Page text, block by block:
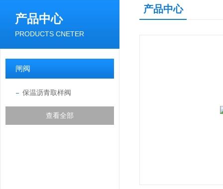
产品中心
PRODUCTS CNETER
闸阀
保温沥青取样阀
查看全部
产品中心